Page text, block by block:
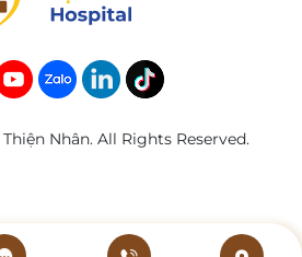
Nhân. All Rights Reserved.